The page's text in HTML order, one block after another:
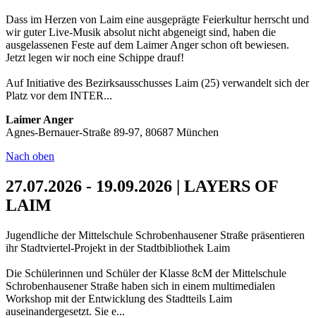
Dass im Herzen von Laim eine ausgeprägte Feierkultur herrscht und
wir guter Live-Musik absolut nicht abgeneigt sind, haben die
ausgelassenen Feste auf dem Laimer Anger schon oft bewiesen.
Jetzt legen wir noch eine Schippe drauf!
Auf Initiative des Bezirksausschusses Laim (25) verwandelt sich der
Platz vor dem INTER...
Laimer Anger
Agnes-Bernauer-Straße 89-97, 80687 München
Nach oben
27.07.2026 - 19.09.2026 | LAYERS OF
LAIM
Jugendliche der Mittelschule Schrobenhausener Straße präsentieren
ihr Stadtviertel-Projekt in der Stadtbibliothek Laim
Die Schülerinnen und Schüler der Klasse 8cM der Mittelschule
Schrobenhausener Straße haben sich in einem multimedialen
Workshop mit der Entwicklung des Stadtteils Laim
auseinandergesetzt. Sie e...